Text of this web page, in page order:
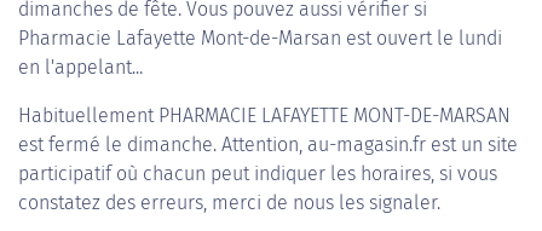
dimanches de fête. Vous pouvez aussi vérifier si
Pharmacie Lafayette Mont-de-Marsan est ouvert le lundi
en l'appelant...
Habituellement PHARMACIE LAFAYETTE MONT-DE-MARSAN
est fermé le dimanche. Attention, au-magasin.fr est un site
participatif où chacun peut indiquer les horaires, si vous
constatez des erreurs, merci de nous les signaler.